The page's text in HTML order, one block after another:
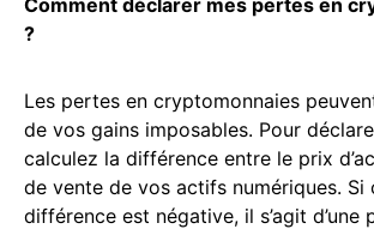
?
Les pertes en cryptomonnaies
de vos gains imposables. Pour
calculez la différence entre le prix
de vente de vos actifs numériques. Si
différence est négative, il s’agit d’une